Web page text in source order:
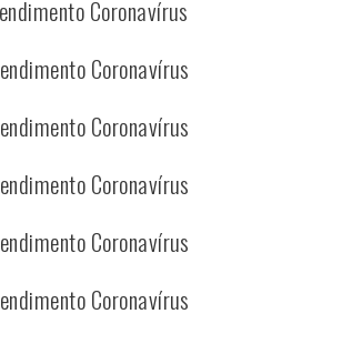
Coronavírus
Coronavírus
Coronavírus
Coronavírus
Coronavírus
Coronavírus